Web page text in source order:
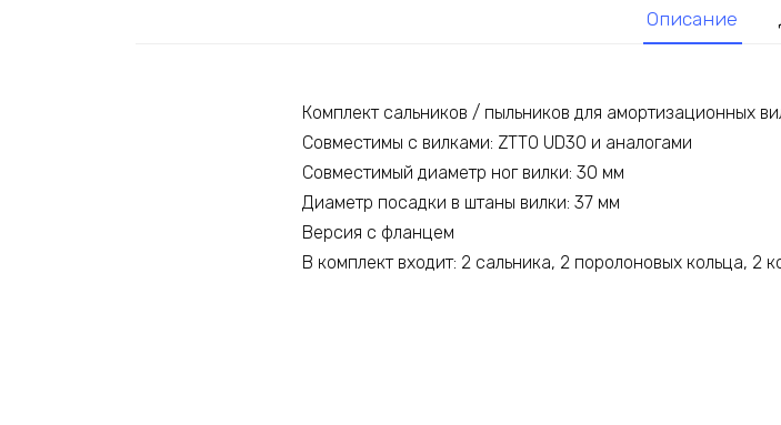
Описание
Комплект сальников / пыльников для амортизационных
Совместимы с вилками: ZTTO UD30 и аналогами
Совместимый диаметр ног вилки: 30 мм
Диаметр посадки в штаны вилки: 37 мм
Версия с фланцем
В комплект входит: 2 сальника, 2 поролоновых кольца, 2